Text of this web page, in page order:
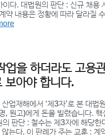
다. 대법원의 판단 : 신규 채용
약 내용은 정황에 따라 달라질
업을 하더라도 고용
보아야 합니다.
업재해에서 ‘제3자’로 본 대
, 원고)에게 돈을 빌렸습니다. 핵
판단 : 철수는 제3자에 해당한
는다. 이 판례가 주는 교훈 : 계